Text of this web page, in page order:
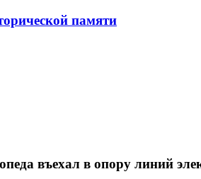
памяти
въехал в опору линий